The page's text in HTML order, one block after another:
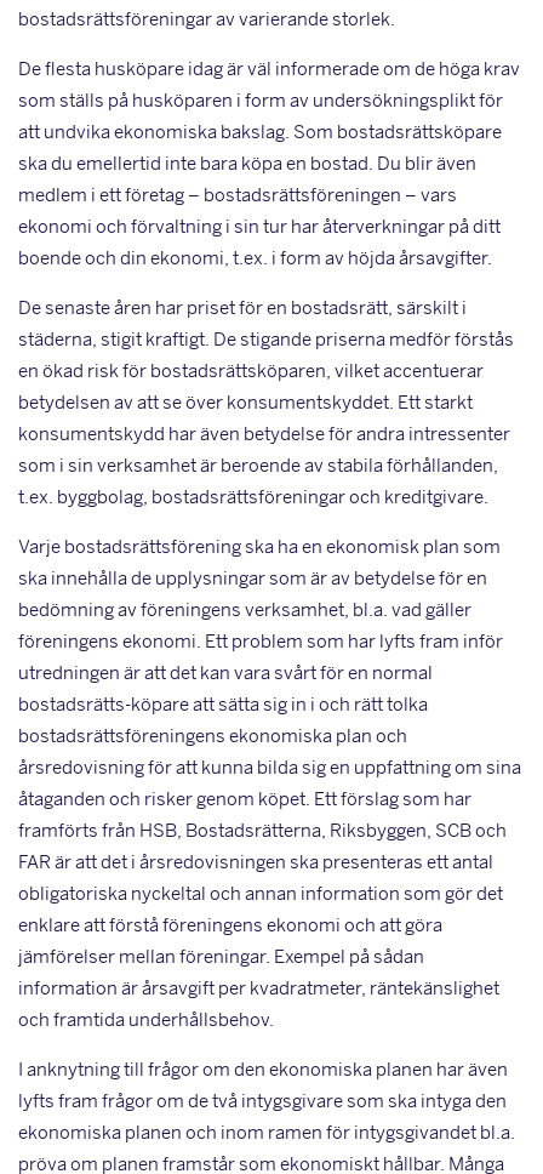
bostadsrättsföreningar av varierande storlek.
De flesta husköpare idag är väl informerade om de höga krav
som ställs på husköparen i form av undersökningsplikt för
att undvika ekonomiska bakslag. Som bostadsrättsköpare
ska du emellertid inte bara köpa en bostad. Du blir även
medlem i ett företag – bostadsrättsföreningen – vars
ekonomi och förvaltning i sin tur har återverkningar på ditt
boende och din ekonomi, t.ex. i form av höjda årsavgifter.
De senaste åren har priset för en bostadsrätt, särskilt i
städerna, stigit kraftigt. De stigande priserna medför förstås
en ökad risk för bostadsrättsköparen, vilket accentuerar
betydelsen av att se över konsumentskyddet. Ett starkt
konsumentskydd har även betydelse för andra intressenter
som i sin verksamhet är beroende av stabila förhållanden,
t.ex. byggbolag, bostadsrättsföreningar och kreditgivare.
Varje bostadsrättsförening ska ha en ekonomisk plan som
ska innehålla de upplysningar som är av betydelse för en
bedömning av föreningens verksamhet, bl.a. vad gäller
föreningens ekonomi. Ett problem som har lyfts fram inför
utredningen är att det kan vara svårt för en normal
bostadsrätts-köpare att sätta sig in i och rätt tolka
bostadsrättsföreningens ekonomiska plan och
årsredovisning för att kunna bilda sig en uppfattning om sina
åtaganden och risker genom köpet. Ett förslag som har
framförts från HSB, Bostadsrätterna, Riksbyggen, SCB och
FAR är att det i årsredovisningen ska presenteras ett antal
obligatoriska nyckeltal och annan information som gör det
enklare att förstå föreningens ekonomi och att göra
jämförelser mellan föreningar. Exempel på sådan
information är årsavgift per kvadratmeter, räntekänslighet
och framtida underhållsbehov.
I anknytning till frågor om den ekonomiska planen har även
lyfts fram frågor om de två intygsgivare som ska intyga den
ekonomiska planen och inom ramen för intygsgivandet bl.a.
pröva om planen framstår som ekonomiskt hållbar. Många